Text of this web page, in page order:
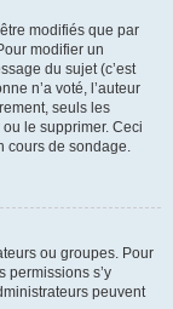
modifiés que par
modifier un
du sujet (c’est
n’a voté, l’auteur
seuls les
le supprimer. Ceci
cours de sondage.
ou groupes. Pour
permissions s’y
peuvent